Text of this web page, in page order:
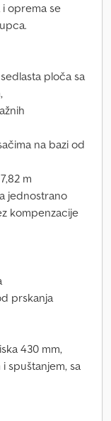
i oprema se
ploča sa
na bazi od
m
jednostrano
kompenzacije
prskanja
430 mm,
spuštanjem, sa